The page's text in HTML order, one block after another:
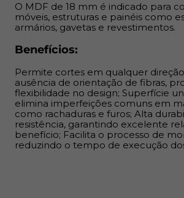
O MDF de 18 mm é indicado para
móveis, estruturas e painéis como
armários, gavetas e revestimentos.
Benefícios:
Permite cortes em qualquer
ausência de orientação de fibras,
flexibilidade no design; Superfície
elimina imperfeições comuns em
como rachaduras e furos; Alta
resistência, garantindo excelente
benefício; Facilita o processo de
reduzindo o tempo de execução